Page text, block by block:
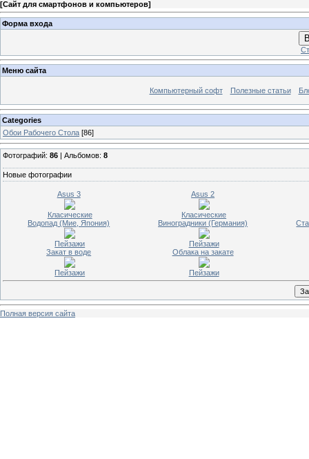
[Сайт для смартфонов и компьютеров]
Форма входа
Меню сайта
Компьютерный софт Полезные статьи
Categories
Обои Рабочего Стола [86]
Фотографий: 86 | Альбомов: 8
Новые фотографии
Asus 3
Класические
Asus 2
Класические
Водопад (Мие, Япония)
Пейзажи
Виноградники (Германия)
Пейзажи
Закат в воде
Пейзажи
Облака на закате
Пейзажи
Полная версия сайта